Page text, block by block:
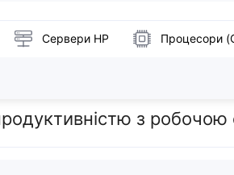
Сервери HP Процесори
HP Z440
з робочою